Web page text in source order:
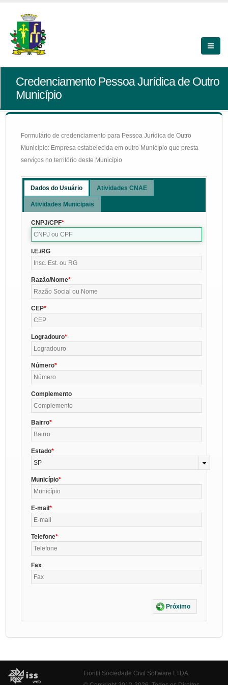
Credenciamento Pessoa Jurídica de Outro
Município
Formulário de credenciamento para Pessoa Jurídica de Outro
Município: Empresa estabelecida em outro Município que presta
serviços no território deste Município
Dados do Usuário Atividades CNAE
Atividades Municipais
CNPJ/CPF
I.E./RG
Razão/Nome
CEP
Logradouro
Número
Complemento
Bairro
Estado
SP
Município
E-mail
Telefone
Fax
Próximo
Fiorilli Sociedade Civil Software LTDA